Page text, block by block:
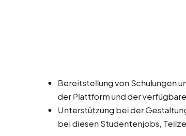
Bereitstellung von Schulungen
der Plattform und der
Unterstützung bei der
bei diesen Studentenjobs,